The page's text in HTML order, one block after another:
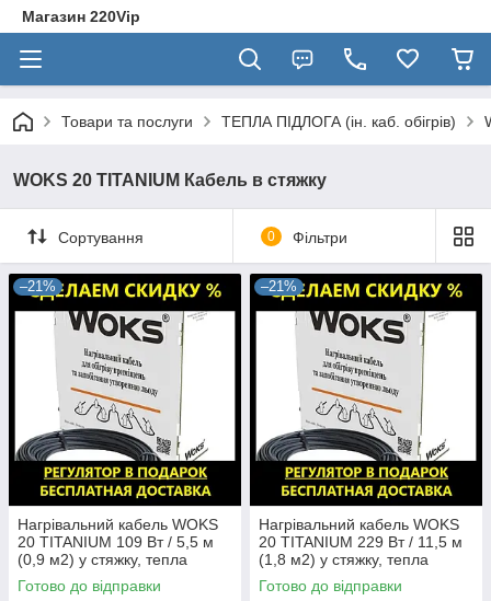
Магазин 220Vip
Товари та послуги ТЕПЛА ПІДЛОГА (ін. каб. обігрів)
WOKS 20 TITANIUM Кабель в стяжку
Сортування 0 Фільтри
–21%
Нагрівальний кабель WOKS
20 TITANIUM 109 Вт / 5,5 м
(0,9 м2) у стяжку, тепла
підлога електрична Вокс
Готово до відправки
–21%
Нагрівальний кабель WOKS
20 TITANIUM 229 Вт / 11,5 м
(1,8 м2) у стяжку, тепла
підлога електрична Вокс
Готово до відправки